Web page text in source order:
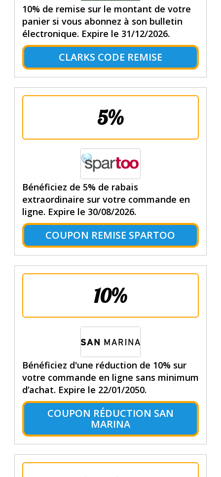
10% de remise sur le montant de votre
panier si vous abonnez à son bulletin
électronique. Expire le 31/12/2026.
CLARKS CODE REMISE
5%
Bénéficiez de 5% de rabais
extraordinaire sur votre commande en
ligne. Expire le 30/08/2026.
COUPON REMISE SPARTOO
10%
Bénéficiez d'une réduction de 10% sur
votre commande en ligne sans minimum
d’achat. Expire le 22/01/2050.
COUPON RÉDUCTION SAN
MARINA